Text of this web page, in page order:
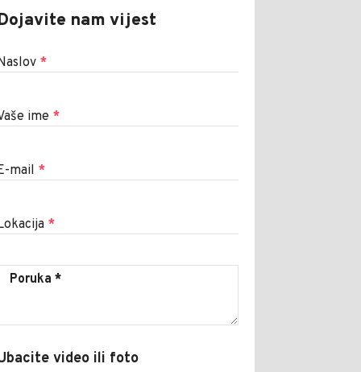
nam vijest
*
ime *
mail *
*
video ili foto